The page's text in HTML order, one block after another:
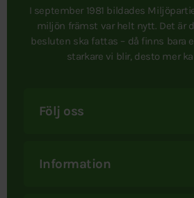
I september 1981 bildades
miljön främst var helt nytt. Det är
besluten ska fattas – då finns bara
starkare vi blir, desto mer
Följ oss
Information